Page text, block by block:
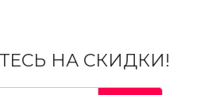
НА СКИДКИ!